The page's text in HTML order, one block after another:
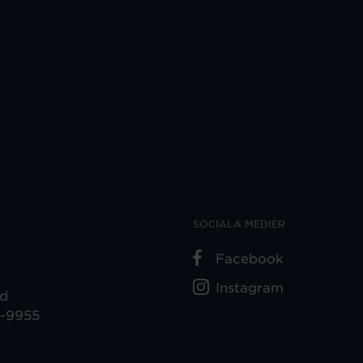
9955
SOCIALA MEDIER
Facebook
Instagram